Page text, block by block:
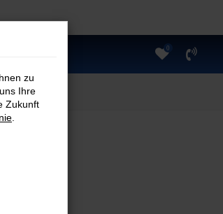
0
zu
Ihre
Zukunft